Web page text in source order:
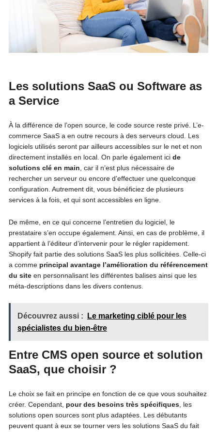
Les solutions SaaS ou Software as
a Service
À la différence de l’open source, le code source reste privé. L’e-
commerce SaaS a en outre recours à des serveurs cloud. Les
logiciels utilisés seront par ailleurs accessibles sur le net et non
directement installés en local. On parle également ici de
solutions clé en main , car il n’est plus nécessaire de
rechercher un serveur ou encore d’effectuer une quelconque
configuration. Autrement dit, vous bénéficiez de plusieurs
services à la fois, et qui sont accessibles en ligne.
De même, en ce qui concerne l’entretien du logiciel, le
prestataire s’en occupe également. Ainsi, en cas de problème, il
appartient à l’éditeur d’intervenir pour le régler rapidement.
Shopify fait partie des solutions SaaS les plus sollicitées. Celle-ci
a comme principal avantage l’amélioration du référencement
du siteen personnalisant les différentes balises ainsi que les
méta-descriptions dans les divers contenus.
Découvrez aussi :
Le marketing ciblé pour les
spécialistes du bien-être
Entre CMS open source et solution
SaaS, que choisir ?
Le choix se fait en principe en fonction de ce que vous souhaitez
créer. Cependant, pour des besoins très spécifiques, les
solutions open sources sont plus adaptées. Les débutants
peuvent quant à eux se tourner vers les solutions SaaS du fait